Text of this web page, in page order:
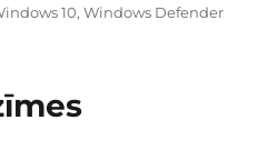
10,Windows Defender